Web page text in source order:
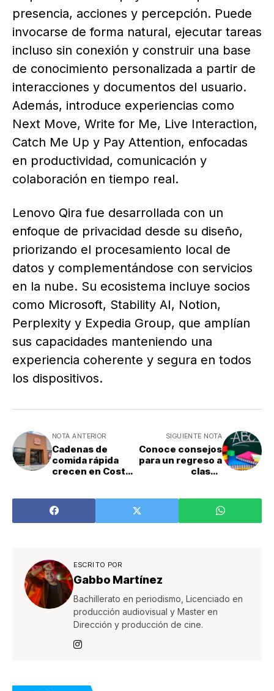
presencia, acciones y percepción. Puede
invocarse de forma natural, ejecutar tareas
incluso sin conexión y construir una base
de conocimiento personalizada a partir de
interacciones y documentos del usuario.
Además, introduce experiencias como
Next Move, Write for Me, Live Interaction,
Catch Me Up y Pay Attention, enfocadas
en productividad, comunicación y
colaboración en tiempo real.
Lenovo Qira fue desarrollada con un
enfoque de privacidad desde su diseño,
priorizando el procesamiento local de
datos y complementándose con servicios
en la nube. Su ecosistema incluye socios
como Microsoft, Stability AI, Notion,
Perplexity y Expedia Group, que amplían
sus capacidades manteniendo una
experiencia coherente y segura en todos
los dispositivos.
NOTA ANTERIOR
Cadenas de
comida rápida
crecen en Costa
SIGUIENTE NOTA
Conoce consejos
para un regreso a
clases
ESCRITO POR
Gabbo Martínez
Bachillerato en periodismo, Licenciado en
producción audiovisual y Master en
Dirección y producción de cine.